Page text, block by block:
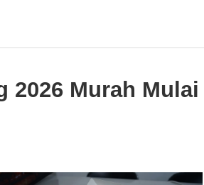
2026 Murah Mulai